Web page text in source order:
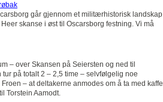
går gjennom et militærhistorisk landskap
skanse i øst til Oscarsborg festning. Vi må
– over Skansen på Seiersten og ned til
på totalt 2 – 2,5 time – selvfølgelig noe
– at deltakerne anmodes om å ta med kaffe
Torstein Aamodt.